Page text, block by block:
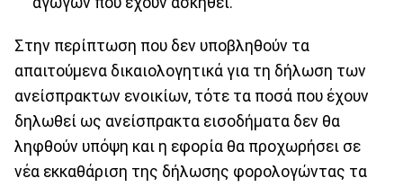
Στην περίπτωση που δεν υποβληθούν τα
απαιτούμενα δικαιολογητικά για τη δήλωση των
ανείσπρακτων ενοικίων, τότε τα ποσά που έχουν
δηλωθεί ως ανείσπρακτα εισοδήματα δεν θα
ληφθούν υπόψη και η εφορία θα προχωρήσει σε
νέα εκκαθάριση της δήλωσης φορολογώντας τα